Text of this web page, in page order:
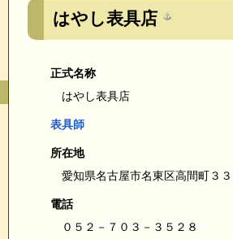
はやし表具店
正式名称
はやし表具店
表具師
所在地
愛知県名古屋市名東区高間町３
電話
０５２－７０３－３５２８